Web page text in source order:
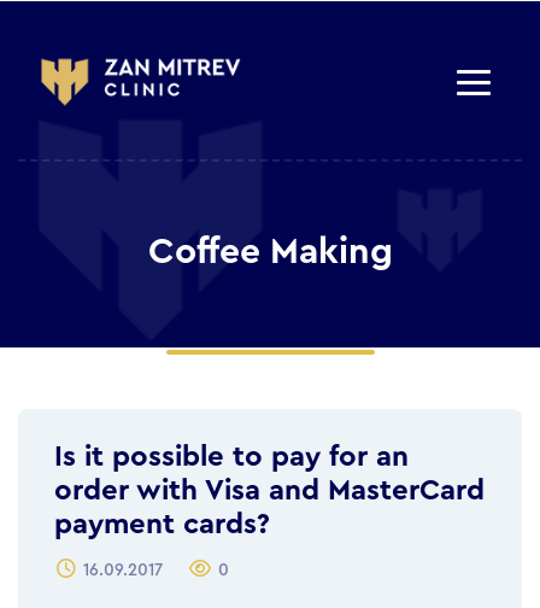
Coffee Making
Is it possible to pay for an
order with Visa and MasterCard
payment cards?
16.09.2017 0